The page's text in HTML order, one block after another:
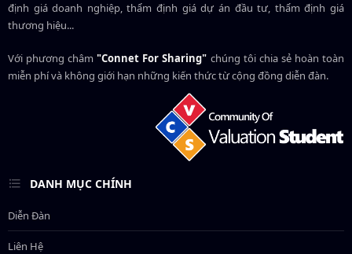
định giá doanh nghiệp, thẩm định giá dự án đầu tư, thẩm định giá
thương hiệu...
Với phương châm"Connet For Sharing" chúng tôi chia sẻ hoàn toàn
miễn phí và không giới hạn những kiến thức từ cộng đồng diễn đàn.
DANH MỤC CHÍNH
Diễn Đàn
Liên Hệ